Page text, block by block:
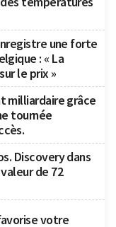
une forte
: « La
le prix »
milliardaire grâce
tournée
Discovery dans
de 72
votre